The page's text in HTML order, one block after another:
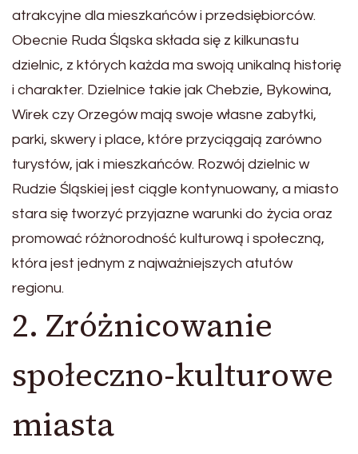
atrakcyjne dla mieszkańców i przedsiębiorców.
Obecnie Ruda Śląska składa się z kilkunastu
dzielnic, z których każda ma swoją unikalną historię
i charakter. Dzielnice takie jak Chebzie, Bykowina,
Wirek czy Orzegów mają swoje własne zabytki,
parki, skwery i place, które przyciągają zarówno
turystów, jak i mieszkańców. Rozwój dzielnic w
Rudzie Śląskiej jest ciągle kontynuowany, a miasto
stara się tworzyć przyjazne warunki do życia oraz
promować różnorodność kulturową i społeczną,
która jest jednym z najważniejszych atutów
regionu.
2. Zróżnicowanie
społeczno-kulturowe
miasta